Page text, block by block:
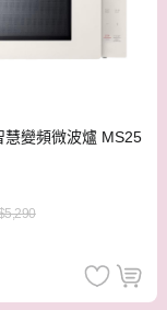
慧變頻微波爐 MS25